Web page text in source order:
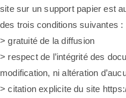
site sur un support papier est
des trois conditions suivantes :
> gratuité de la diffusion
> respect de l’intégrité des
modification, ni altération
> citation explicite du site